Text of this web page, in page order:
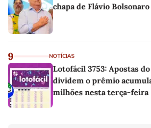
chapa de Flávio
9 NOTÍCIAS
Lotofácil 3753: Apostas
dividem o prêmio
milhões nesta terça-feira